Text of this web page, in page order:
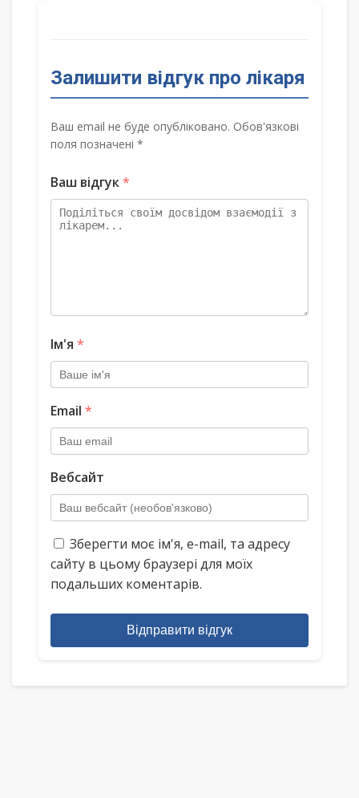
Залишити відгук про лікаря
Ваш email не буде опубліковано. Обов'язкові
поля позначені *
Ваш відгук*
Ім'я *
Email *
Вебсайт
Зберегти моє ім'я, e-mail, та адресу
сайту в цьому браузері для моїх
подальших коментарів.
Відправити відгук